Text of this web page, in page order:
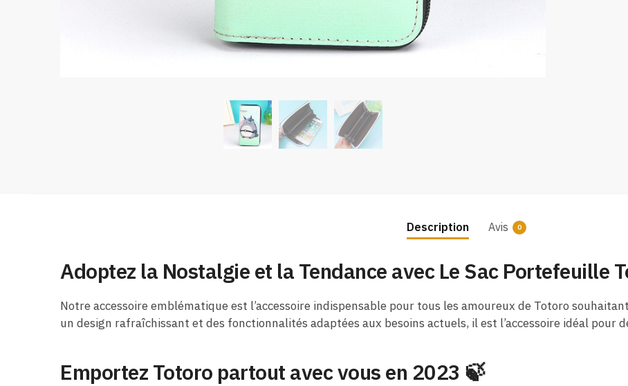
Description Avis 0
Adoptez la Nostalgie et la Tendance avec Le Sac Portefeuille
Notre accessoire emblématique est l’accessoire indispensable pour tous les amoureux de Totoro
un design rafraîchissant et des fonctionnalités adaptées aux besoins actuels, il est l’accessoire idéal pour
Emportez Totoro partout avec vous en 2023 🍃